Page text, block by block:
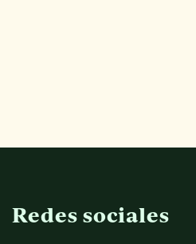
Redes sociales